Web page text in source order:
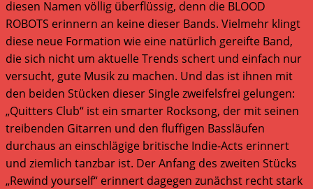
diesen Namen völlig überflüssig, denn die BLOOD
ROBOTS erinnern an keine dieser Bands. Vielmehr klingt
diese neue Formation wie eine natürlich gereifte Band,
die sich nicht um aktuelle Trends schert und einfach nur
versucht, gute Musik zu machen. Und das ist ihnen mit
den beiden Stücken dieser Single zweifelsfrei gelungen:
„Quitters Club“ ist ein smarter Rocksong, der mit seinen
treibenden Gitarren und den fluffigen Bassläufen
durchaus an einschlägige britische Indie-Acts erinnert
und ziemlich tanzbar ist. Der Anfang des zweiten Stücks
„Rewind yourself“ erinnert dagegen zunächst recht stark